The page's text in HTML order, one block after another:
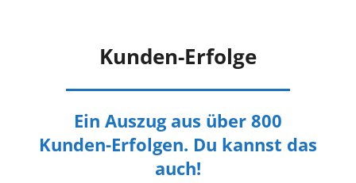
Kunden-Erfolge
Ein Auszug aus über 800
Kunden-Erfolgen. Du kannst das
auch!